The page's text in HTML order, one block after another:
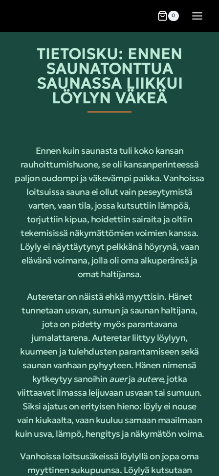
0
TIETOISKU: ENNEN
SAUNATONTTUA
SAUNASSA LIIKKUI
LÖYLYN VÄKEÄ
Ennen kuin saunasta tuli koko kansan
rauhoittumishuone, se oli kansanperinteessä
paljon oudompi ja väkevämpi paikka. Vanhoissa
loitsuissa sauna ei ollut vain peseytymistä
varten, vaan tila, jossa kutsuttiin lämpöä,
torjuttiin kipua, hoidettiin sairaita ja oltiin
tekemisissä näkymättömien voimien kanssa.
Löyly ei näyttäytynyt pelkkänä höyrynä, vaan
elävänä voimana, jolla oli oma alkuperänsä ja
omat haltijansa.
Auteretar on näistä ehkä myyttisin. Hänet
tunnetaan usvan, sumun ja saunan haltijana,
jota on pidetty myös parantavana
jumalattarena. Auteretar liittyy löylyyn,
kuumeen ja tulehdusten parantamiseen sekä
saunan vanhaan pyhyyteen. Hänen nimensä
kytkeytyy sanoihin auerja autere, jotka
viittaavat ilmassa leijuvaan usvaan tai sumuun.
Siksi ajatus on erityisen hieno: löyly ei nouse
vain kiukaalta, vaan kuuluu samaan maailmaan
kuin usva, lämpö, hengitys ja näkymätön voima.
Vanhoissa loitsusäkeissä löylyllä on jopa oma
myyttinen sukupuunsa. Löylyä kutsutaan